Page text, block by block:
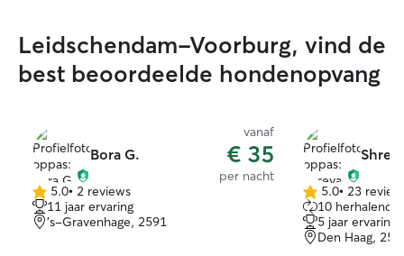
Leidschendam-Voorburg, vind de
best beoordeelde hondenopvang
Bora G.
vanaf
€ 35
per nacht
5.0
van
5
5.0• 2 reviews
11 jaar ervaring
's-Gravenhage, 2591
5.0
van
5
sterren
5.0• 23
10 herhalende
5 jaar ervaring
Den Haag,